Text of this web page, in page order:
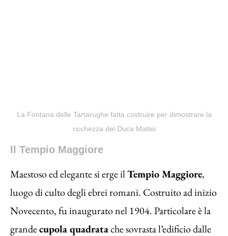
La Fontana delle Tartarughe fatta costruire per dimostrare la
ricchezza del Duca Mattei
Il Tempio Maggiore
Maestoso ed elegante si erge ilTempio Maggiore,
luogo di culto degli ebrei romani. Costruito ad inizio
Novecento, fu inaugurato nel 1904. Particolare è la
grandecupola quadratache sovrasta l’edificio dalle